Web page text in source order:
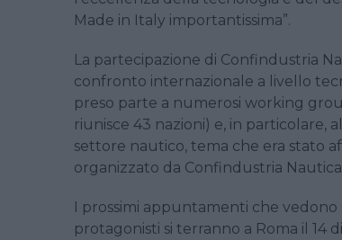
Made in Italy importantissima”.
La partecipazione di Confindustria
confronto internazionale a livello
preso parte a numerosi working
riunisce 43 nazioni) e, in particolare,
settore nautico, tema che era stato
organizzato da Confindustria
I prossimi appuntamenti che
protagonisti si terranno a Roma il 14